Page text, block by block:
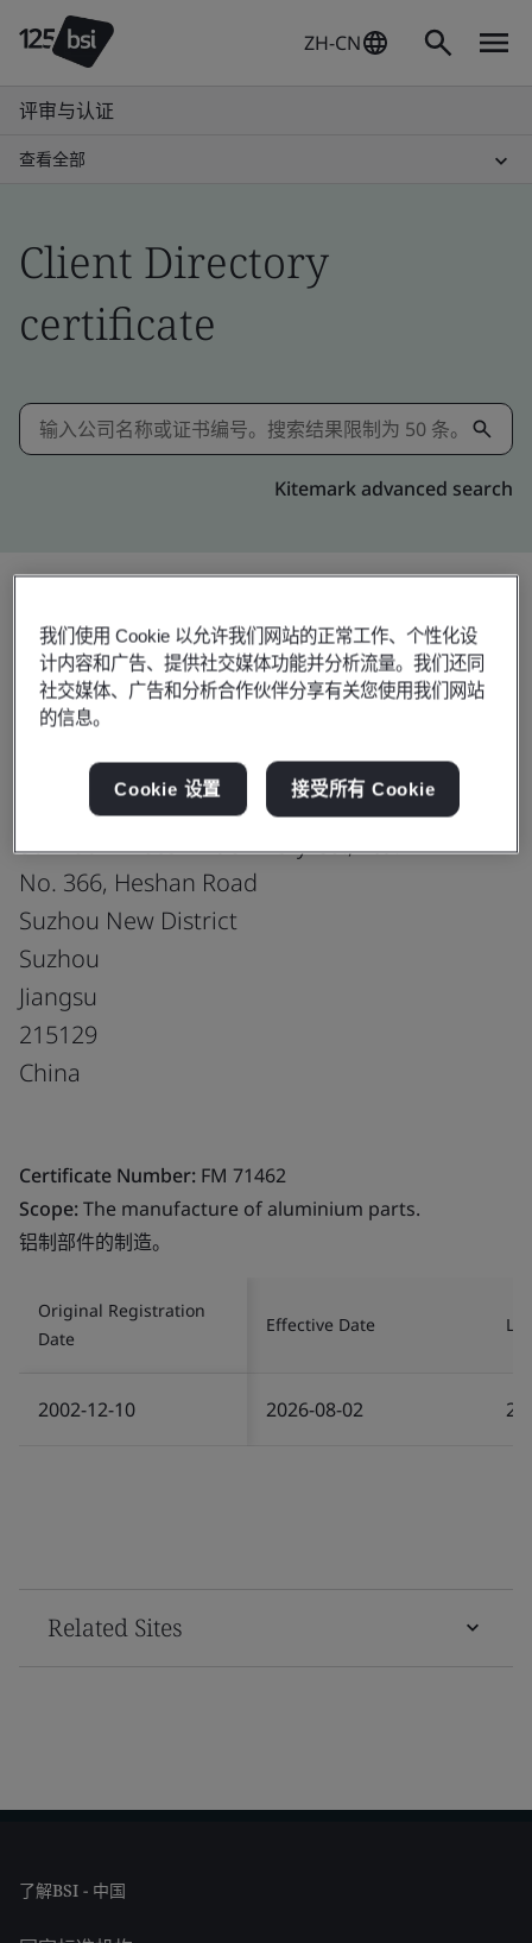
ZH-CN
评审与认证
查看全部
Client Directory
certificate
Kitemark advanced search
分享:
ISO 9001:2015
Suzhou Innotek Machinery Co., Ltd.
No. 366, Heshan Road
Suzhou New District
Suzhou
Jiangsu
215129
China
Certificate Number: FM 71462
Scope:The manufacture of aluminium parts.
铝制部件的制造。
Original Registration
Date
Effective Date
2002-12-10 2026-08-02
Related Sites
了解BSI - 中国
我们使用 Cookie 以允许我们网站的正常工作、个性化设
计内容和广告、提供社交媒体功能并分析流量。我们还同
社交媒体、广告和分析合作伙伴分享有关您使用我们网站
的信息。
Cookie 设置 接受所有 Cookie